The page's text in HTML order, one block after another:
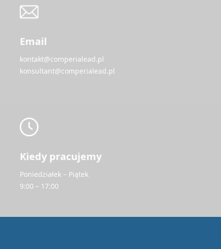
Email
kontakt@comperialead.pl
konsultant@comperialead.pl
Kiedy pracujemy
Poniedziałek – Piątek
9:00 – 17:00